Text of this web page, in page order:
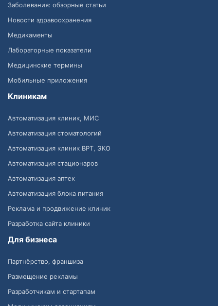
Заболевания: обзорные статьи
Новости здравоохранения
Медикаменты
Лабораторные показатели
Медицинские термины
Мобильные приложения
Клиникам
Автоматизация клиник, МИС
Автоматизация стоматологий
Автоматизация клиник ВРТ, ЭКО
Автоматизация стационаров
Автоматизация аптек
Автоматизация блока питания
Реклама и продвижение клиник
Разработка сайта клиники
Для бизнеса
Партнёрство, франшиза
Размещение рекламы
Разработчикам и стартапам